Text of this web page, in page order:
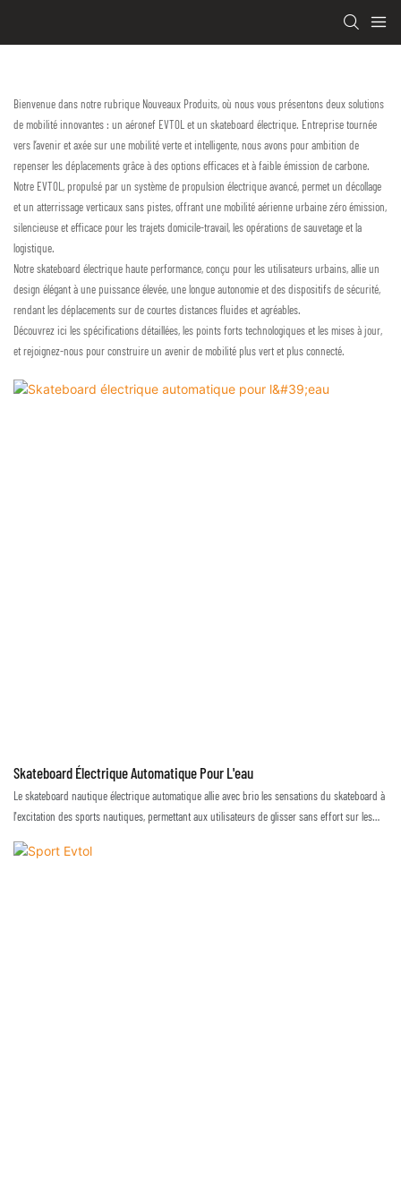
Bienvenue dans notre rubrique Nouveaux Produits, où nous vous présentons deux solutions
de mobilité innovantes : un aéronef EVTOL et un skateboard électrique. Entreprise tournée
vers l’avenir et axée sur une mobilité verte et intelligente, nous avons pour ambition de
repenser les déplacements grâce à des options efficaces et à faible émission de carbone.
Notre EVTOL, propulsé par un système de propulsion électrique avancé, permet un décollage
et un atterrissage verticaux sans pistes, offrant une mobilité aérienne urbaine zéro émission,
silencieuse et efficace pour les trajets domicile-travail, les opérations de sauvetage et la
logistique.
Notre skateboard électrique haute performance, conçu pour les utilisateurs urbains, allie un
design élégant à une puissance élevée, une longue autonomie et des dispositifs de sécurité,
rendant les déplacements sur de courtes distances fluides et agréables.
Découvrez ici les spécifications détaillées, les points forts technologiques et les mises à jour,
et rejoignez-nous pour construire un avenir de mobilité plus vert et plus connecté.
Skateboard Électrique Automatique Pour L'eau
Le skateboard nautique électrique automatique allie avec brio les sensations du skateboard à
l'excitation des sports nautiques, permettant aux utilisateurs de glisser sans effort sur les
offre une expérience exaltante, permettant d'explorer l'eau avec vitesse et agilité tout en